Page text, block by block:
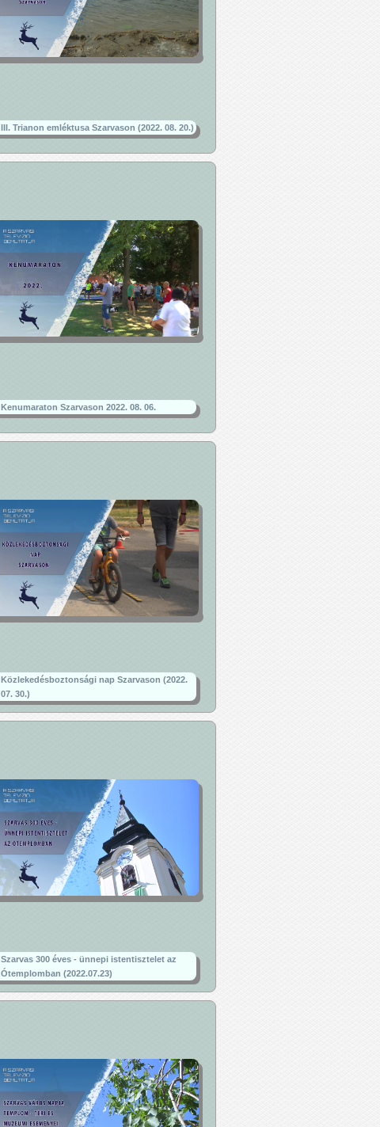
III. Trianon emléktusa Szarvason (2022. 08. 20.)
Kenumaraton Szarvason 2022. 08. 06.
Közlekedésboztonsági nap Szarvason (2022.
07. 30.)
Szarvas 300 éves - ünnepi istentisztelet az
Ótemplomban (2022.07.23)